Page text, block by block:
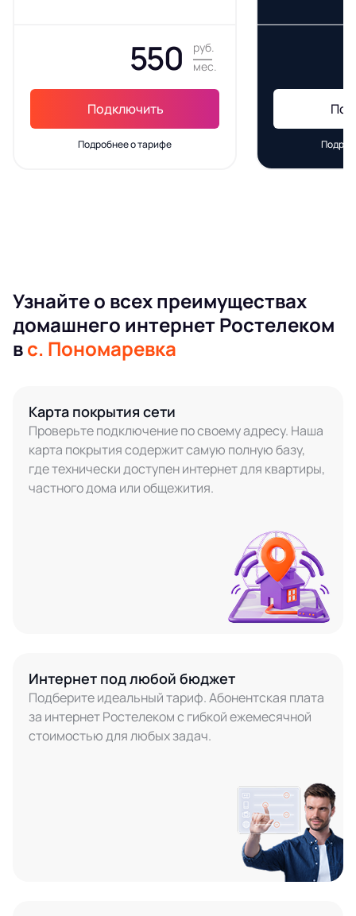
550
руб.
мес.
Подключить
Подробнее о тарифе
Узнайте о всех преимуществах
домашнего интернет Ростелеком
вс. Пономаревка
Карта покрытия сети
Проверьте подключение по своему адресу. Наша
карта покрытия содержит самую полную базу,
где технически доступен интернет для квартиры,
частного дома или общежития.
Интернет под любой бюджет
Подберите идеальный тариф. Абонентская плата
за интернет Ростелеком с гибкой ежемесячной
стоимостью для любых задач.